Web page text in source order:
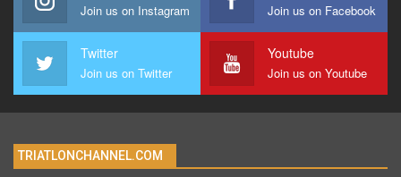
Join us on Instagram Join us on Facebook
Twitter
Join us on Twitter
Youtube
Join us on Youtube
TRIATLONCHANNEL.COM